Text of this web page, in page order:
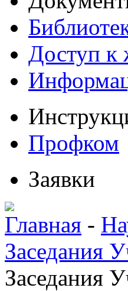
Доступ к
Профком
Заявки
Главная -
Заседания
Заседания